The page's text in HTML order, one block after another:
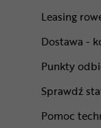
Leasing
Dostawa -
Punkty
Sprawdź
Pomoc